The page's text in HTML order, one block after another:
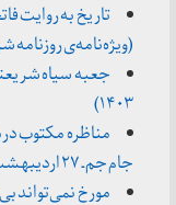
تاریخ به روایت
(ویژه‌نامه‌ی روزنامه شرق ـ ۸
جعبه سیاه
۱۴۰۳)
مناظره مکتوب
جام جم ـ ۲۷ اردیبهشت ۱۳۹۰)
مورخ نمی‌تواند